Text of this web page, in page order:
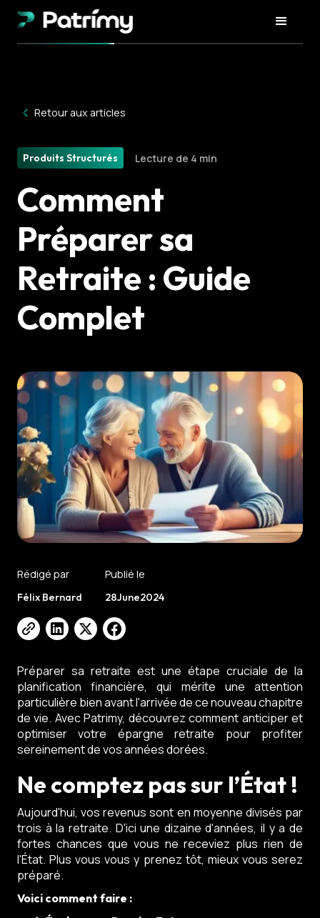
Retour aux articles
Produits Structurés Lecture de 4 min
Comment
Préparer sa
Retraite : Guide
Complet
Rédigé par
Félix Bernard
Publié le
28June2024
Préparer sa retraite est une étape cruciale de la
planification financière, qui mérite une attention
particulière bien avant l'arrivée de ce nouveau chapitre
de vie. Avec Patrimy, découvrez comment anticiper et
optimiser votre épargne retraite pour profiter
sereinement de vos années dorées.
Ne comptez pas sur l’État !
Aujourd'hui, vos revenus sont en moyenne divisés par
trois à la retraite. D'ici une dizaine d'années, il y a de
fortes chances que vous ne receviez plus rien de
l'État. Plus vous vous y prenez tôt, mieux vous serez
préparé.
Voici comment faire :